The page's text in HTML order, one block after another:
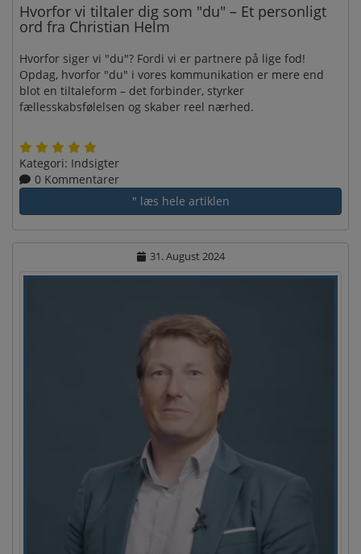
Hvorfor vi tiltaler dig som "du" – Et personligt
ord fra Christian Helm
Hvorfor siger vi "du"? Fordi vi er partnere på lige fod!
Opdag, hvorfor "du" i vores kommunikation er mere end
blot en tiltaleform – det forbinder, styrker
fællesskabsfølelsen og skaber reel nærhed.
Kategori: Indsigter
0 Kommentarer
" læs hele artiklen
31. August 2024